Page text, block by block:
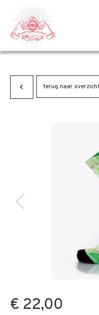
terug naar
Terug
€ 22,00